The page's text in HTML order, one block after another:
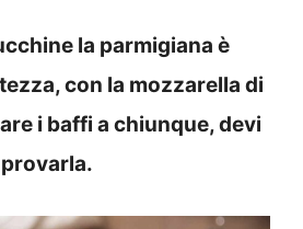
la parmigiana è
con la mozzarella di
i baffi a chiunque, devi